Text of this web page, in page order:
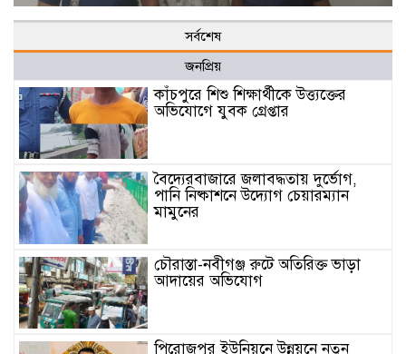
সর্বশেষ
জনপ্রিয়
কাঁচপুরে শিশু শিক্ষার্থীকে উত্ত্যক্তের
অভিযোগে যুবক গ্রেপ্তার
বৈদ্যেরবাজারে জলাবদ্ধতায় দুর্ভোগ,
পানি নিষ্কাশনে উদ্যোগ চেয়ারম্যান
মামুনের
চৌরাস্তা-নবীগঞ্জ রুটে অতিরিক্ত ভাড়া
আদায়ের অভিযোগ
পিরোজপুর ইউনিয়নে উন্নয়নে নতুন